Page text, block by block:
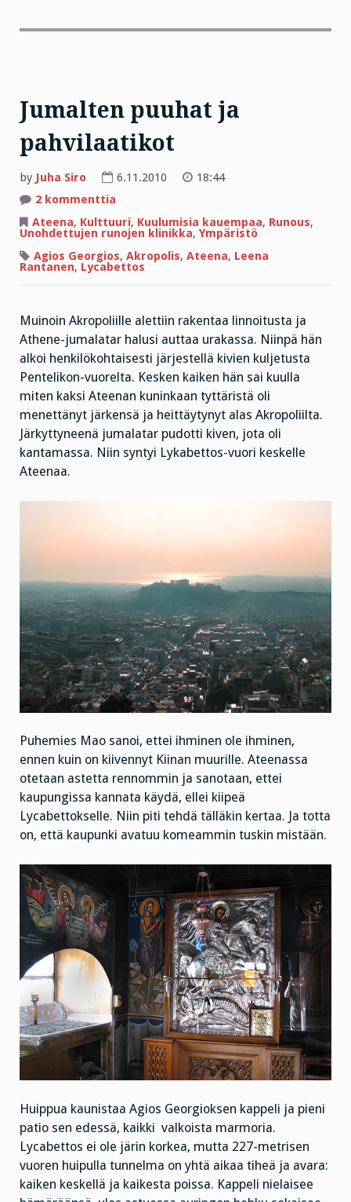
Jumalten puuhat ja
pahvilaatikot
by Juha Siro 6.11.2010
18:44
2 kommenttia
puuhat
ja
pahvilaatikot
Ateena, Kulttuuri, Kuulumisia kauempaa, Runous,
Unohdettujen runojen klinikka, Ympäristö
Agios Georgios, Akropolis, Ateena, Leena
Rantanen, Lycabettos
Muinoin Akropoliille alettiin rakentaa linnoitusta ja
Athene-jumalatar halusi auttaa urakassa. Niinpä hän
alkoi henkilökohtaisesti järjestellä kivien kuljetusta
Pentelikon-vuorelta. Kesken kaiken hän sai kuulla
miten kaksi Ateenan kuninkaan tyttäristä oli
menettänyt järkensä ja heittäytynyt alas Akropoliilta.
Järkyttyneenä jumalatar pudotti kiven, jota oli
kantamassa. Niin syntyi Lykabettos-vuori keskelle
Ateenaa.
Puhemies Mao sanoi, ettei ihminen ole ihminen,
ennen kuin on kiivennyt Kiinan muurille. Ateenassa
otetaan astetta rennommin ja sanotaan, ettei
kaupungissa kannata käydä, ellei kiipeä
Lycabettokselle. Niin piti tehdä tälläkin kertaa. Ja totta
on, että kaupunki avatuu komeammin tuskin mistään.
Huippua kaunistaa Agios Georgioksen kappeli ja pieni
patio sen edessä, kaikki valkoista marmoria.
Lycabettos ei ole järin korkea, mutta 227-metrisen
vuoren huipulla tunnelma on yhtä aikaa tiheä ja avara:
kaiken keskellä ja kaikesta poissa. Kappeli nielaisee